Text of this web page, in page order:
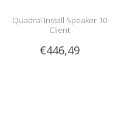
Quadral Install Speaker 10
Client
€446,49